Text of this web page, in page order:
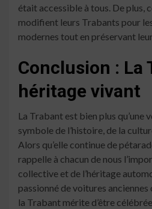
était accessible à tous. De plus,
modifient leurs Trabants pour
modernes tout en préservant
Conclusion : La
héritage vivant
La Trabant est bien plus qu’une
symbole de l’histoire, de la
Alors qu’elle continue de
rappelle à chacun de nous
collective et de l’héritage
passionné de voitures
la Trabant mérite d’être